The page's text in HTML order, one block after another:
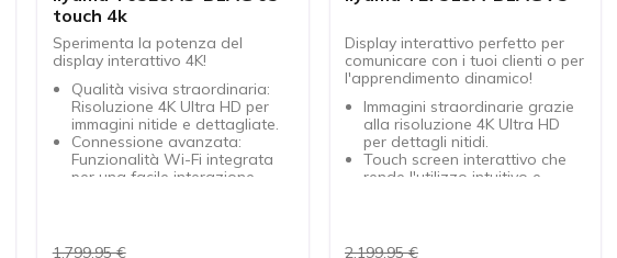
touch 4k
Sperimenta la potenza del
display interattivo 4K!
Qualità visiva straordinaria:
Risoluzione 4K Ultra HD per
immagini nitide e dettagliate.
Connessione avanzata:
Funzionalità Wi-Fi integrata
per una facile interazione
grazie al touch screen multi-
1.799,95 €
Display interattivo perfetto per
comunicare con i tuoi clienti o per
l'apprendimento dinamico!
Immagini straordinarie grazie
alla risoluzione 4K Ultra HD
per dettagli nitidi.
Touch screen interattivo che
rende l'utilizzo intuitivo e
facile accesso a internet.
2.199,95 €